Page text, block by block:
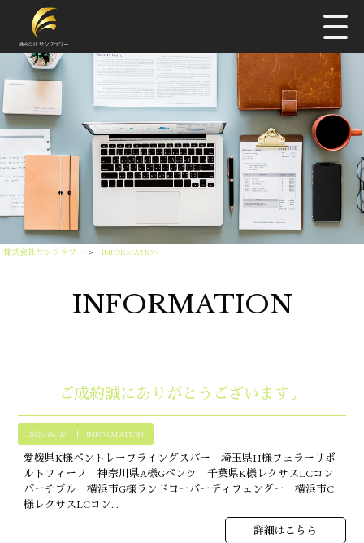
株式会社サンフラワー > INFORMATION
INFORMATION
ご成約誠にありがとうございます。
2026/06/10 INFORMATION
愛媛県K様ベントレーフライングスパー 埼玉県H様フェラーリポ
ルトフィーノ 神奈川県A様Gベンツ 千葉県K様レクサスLCコン
バーチブル 横浜市G様ランドローバーディフェンダー 横浜市C
様レクサスLCコン...
詳細はこちら